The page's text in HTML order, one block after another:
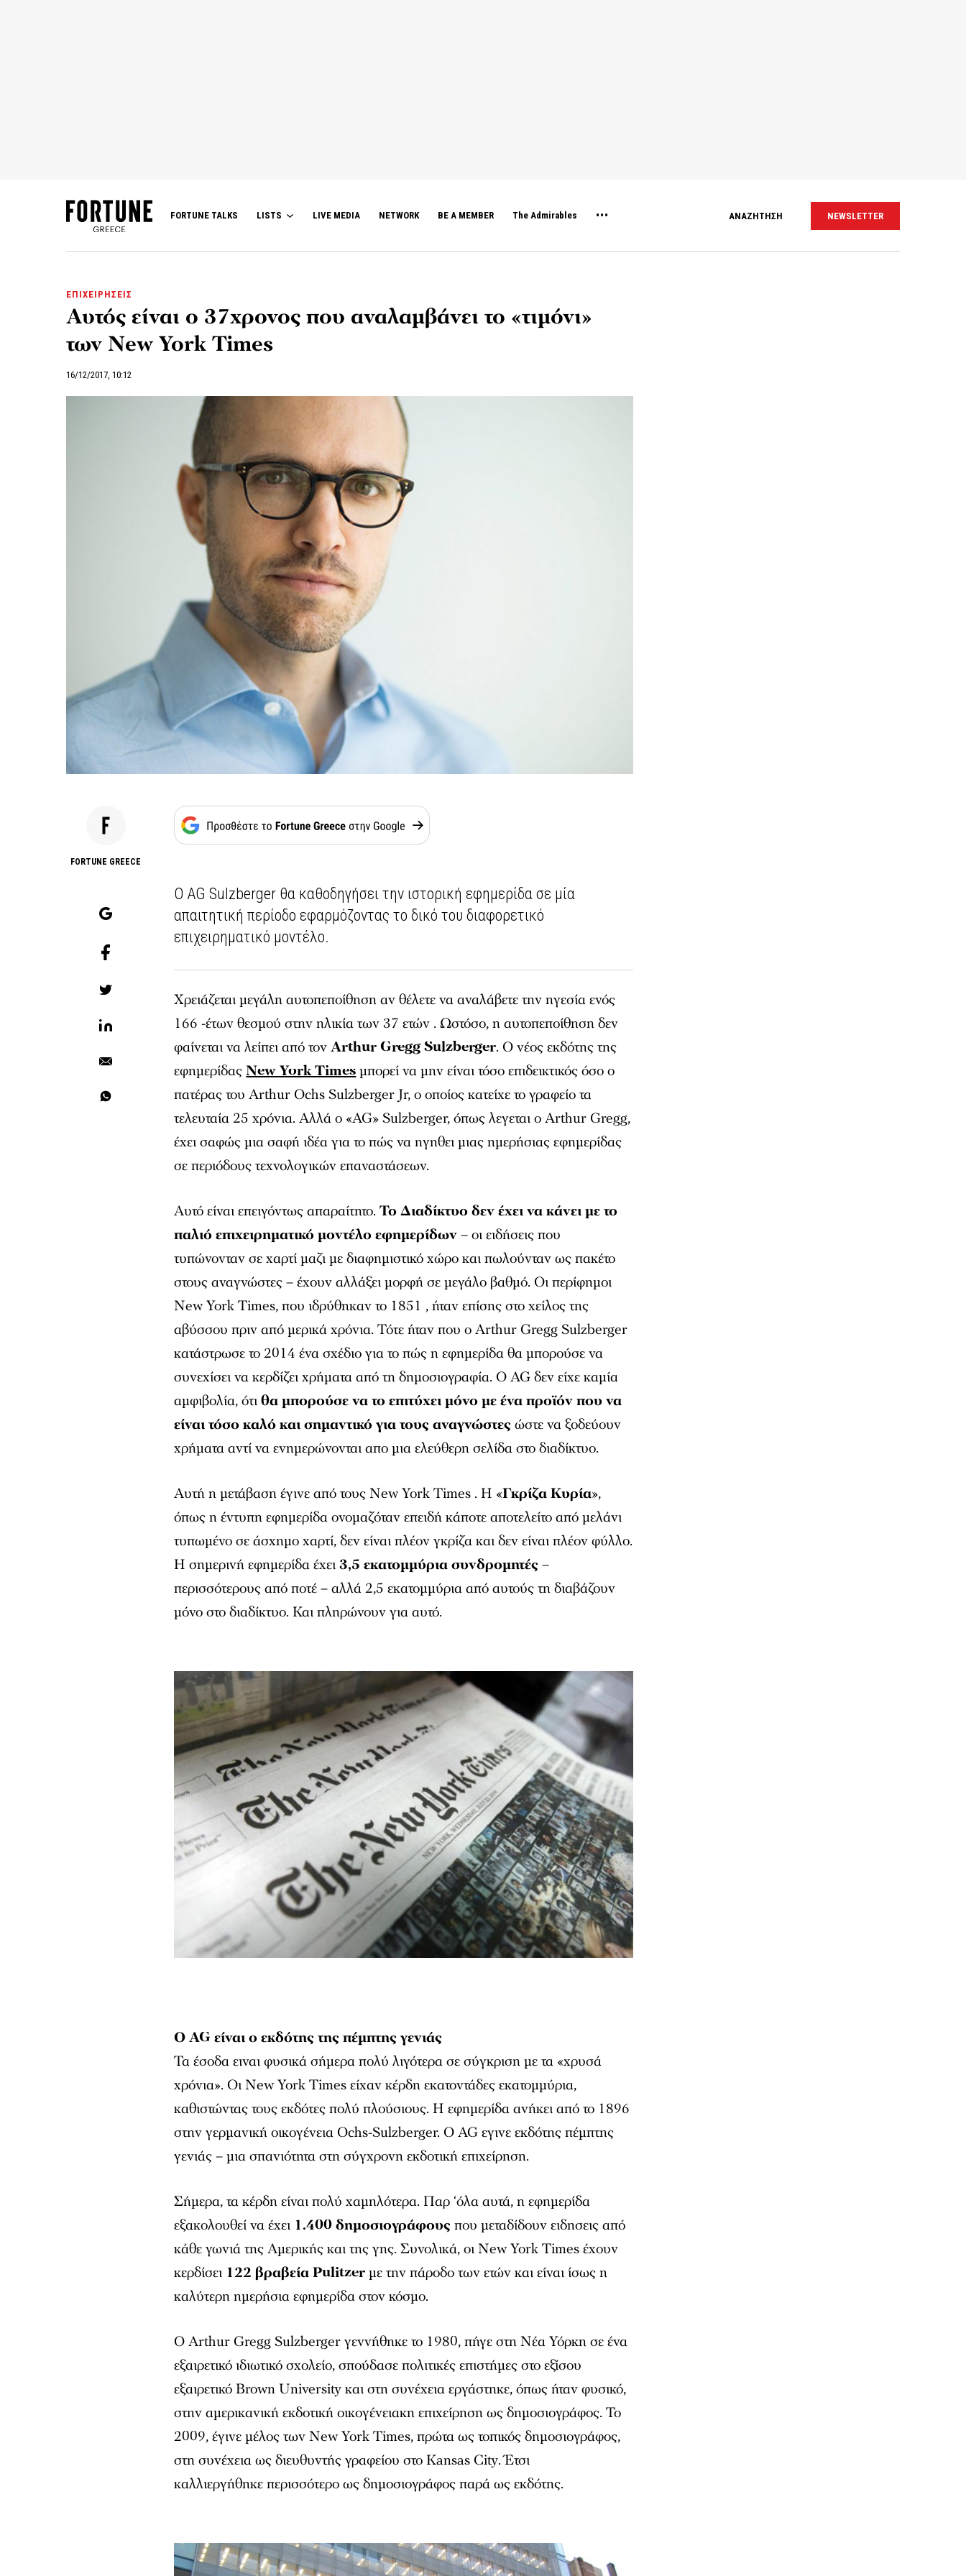
FORTUNE TALKS LISTS LIVE MEDIA NETWORK BE A MEMBER The Admirables ΑΝΑΖΗΤΗΣΗ NEWSLETTER
ΕΠΙΧΕΙΡΗΣΕΙΣ
Αυτός είναι ο 37χρονος που αναλαμβάνει το «τιμόνι»
των New York Times
16/12/2017, 10:12
FORTUNE GREECE
O AG Sulzberger θα καθοδηγήσει την ιστορική εφημερίδα σε μία
απαιτητική περίοδο εφαρμόζοντας το δικό του διαφορετικό
επιχειρηματικό μοντέλο.
Χρειάζεται μεγάλη αυτοπεποίθηση αν θέλετε να αναλάβετε την ηγεσία ενός
166 -έτων θεσμού στην ηλικία των 37 ετών . Ωστόσο, η αυτοπεποίθηση δεν
φαίνεται να λείπει από τονArthur Gregg Sulzberger. Ο νέος εκδότης της
εφημερίδας New York Timesμπορεί να μην είναι τόσο επιδεικτικός όσο ο
πατέρας του Arthur Ochs Sulzberger Jr, ο οποίος κατείχε το γραφείο τα
τελευταία 25 χρόνια. Αλλά ο «AG» Sulzberger, όπως λεγεται ο Arthur Gregg,
έχει σαφώς μια σαφή ιδέα για το πώς να ηγηθει μιας ημερήσιας εφημερίδας
σε περιόδους τεχνολογικών επαναστάσεων.
Αυτό είναι επειγόντως απαραίτητο.Το Διαδίκτυο δεν έχει να κάνει με το
παλιό επιχειρηματικό μοντέλο εφημερίδων– οι ειδήσεις που
τυπώνονταν σε χαρτί μαζι με διαφημιστικό χώρο και πωλούνταν ως πακέτο
στους αναγνώστες – έχουν αλλάξει μορφή σε μεγάλο βαθμό. Οι περίφημοι
New York Times, που ιδρύθηκαν το 1851 , ήταν επίσης στο χείλος της
αβύσσου πριν από μερικά χρόνια. Τότε ήταν που ο Arthur Gregg Sulzberger
κατάστρωσε το 2014 ένα σχέδιο για το πώς η εφημερίδα θα μπορούσε να
συνεχίσει να κερδίζει χρήματα από τη δημοσιογραφία. Ο AG δεν είχε καμία
αμφιβολία, ότιθα μπορούσε να το επιτύχει μόνο με ένα προϊόν που να
είναι τόσο καλό και σημαντικό για τους αναγνώστες ώστε να ξοδεύουν
χρήματα αντί να ενημερώνονται απο μια ελεύθερη σελίδα στο διαδίκτυο.
Αυτή η μετάβαση έγινε από τουςNew York Times . Η «Γκρίζα Κυρία»,
όπως η έντυπη εφημερίδα ονομαζόταν επειδή κάποτε αποτελείτο από μελάνι
τυπωμένο σε άσχημο χαρτί, δεν είναι πλέον γκρίζα και δεν είναι πλέον φύλλο.
Η σημερινή εφημερίδα έχει3,5 εκατομμύρια συνδρομητές –
περισσότερους από ποτέ – αλλά 2,5 εκατομμύρια από αυτούς τη διαβάζουν
μόνο στο διαδίκτυο. Και πληρώνουν για αυτό.
Ο AG είναι ο εκδότης της πέμπτης γενιάς
Τα έσοδα ειναι φυσικά σήμερα πολύ λιγότερα σε σύγκριση με τα «χρυσά
χρόνια». ΟιNew York Timesείχαν κέρδη εκατοντάδες εκατομμύρια,
καθιστώντας τους εκδότες πολύ πλούσιους. Η εφημερίδα ανήκει από το 1896
στην γερμανική οικογένεια Ochs-Sulzberger. Ο AG εγινε εκδότης πέμπτης
γενιάς – μια σπανιότητα στη σύγχρονη εκδοτική επιχείρηση.
Σήμερα, τα κέρδη είναι πολύ χαμηλότερα. Παρ ‘όλα αυτά, η εφημερίδα
εξακολουθεί να έχει 1.400 δημοσιογράφους που μεταδίδουν ειδησεις από
κάθε γωνιά της Αμερικής και της γης. Συνολικά, οιNew York Timesέχουν
κερδίσει 122 βραβεία Pulitzerμε την πάροδο των ετών και είναι ίσως η
καλύτερη ημερήσια εφημερίδα στον κόσμο.
Ο Arthur Gregg Sulzberger γεννήθηκε το 1980, πήγε στη Νέα Υόρκη σε ένα
εξαιρετικό ιδιωτικό σχολείο, σπούδασε πολιτικές επιστήμες στο εξίσου
εξαιρετικό Brown University και στη συνέχεια εργάστηκε, όπως ήταν φυσικό,
στην αμερικανική εκδοτική οικογένειακη επιχείρηση ως δημοσιογράφος. Το
2009, έγινε μέλος τωνNew York Times, πρώτα ως τοπικός δημοσιογράφος,
στη συνέχεια ως διευθυντής γραφείου στο Kansas City. Έτσι
καλλιεργήθηκε περισσότερο ως δημοσιογράφος παρά ως εκδότης.